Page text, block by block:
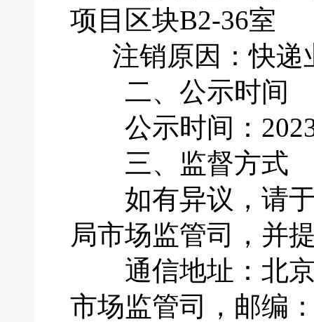
项目区块B2-36室
注销原因：快递
二、公示时间
公示时间：2023
三、监督方式
如有异议，请于
局市场监管司，并
通信地址：北京
市场监管司，邮编